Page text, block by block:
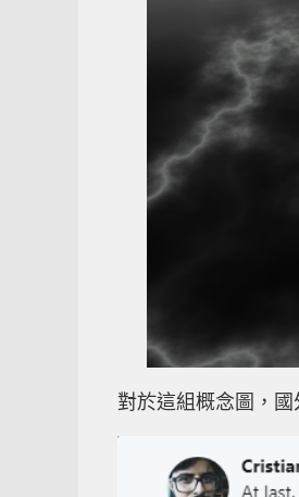
對於這組概念圖，國